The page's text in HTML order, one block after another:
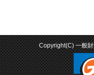
Copyright(C) 一般